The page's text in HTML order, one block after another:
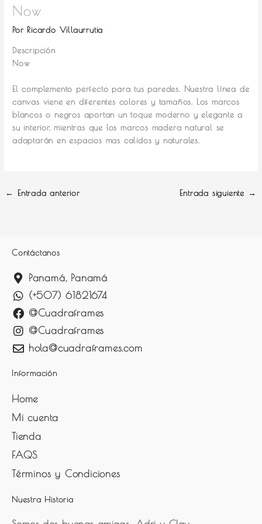
Now
Por Ricardo Villaurrutia
Descripción
Now
El complemento perfecto para tus paredes. Nuestra línea de
canvas viene en diferentes colores y tamaños. Los marcos
blancos o negros aportan un toque moderno y elegante a
su interior, mientras que los marcos madera natural se
adaptarán en espacios mas calidos y naturales.
← Entrada anterior Entrada siguiente →
Contáctanos
Panamá, Panamá
(+507) 61821674
@Cuadraframes
@Cuadraframes
hola@cuadraframes.com
Información
Home
Mi cuenta
Tienda
FAQS
Términos y Condiciones
Nuestra Historia